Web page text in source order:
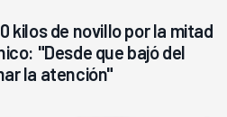
kilos de novillo por la mitad
"Desde que bajó del
la atención"